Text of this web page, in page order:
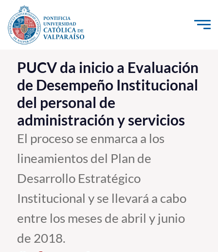
Click acá para ir directamente al contenido
La Universidad
Investigación, Creación e Innovación
PUCV Internacional
Vinculación con el Medio
Admisión
Pregrado
Postgrado
Formación Continua
Estudiantes
PUCV da inicio a Evaluación
de Desempeño Institucional
del personal de
administración y servicios
El proceso se enmarca a los
lineamientos del Plan de
Desarrollo Estratégico
Institucional y se llevará a cabo
entre los meses de abril y junio
de 2018.